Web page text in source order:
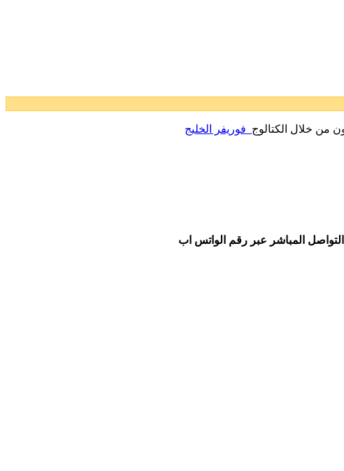
من خلال الكتالوج فوريفر الخليج
المباشر عبر رقم الواتس اب